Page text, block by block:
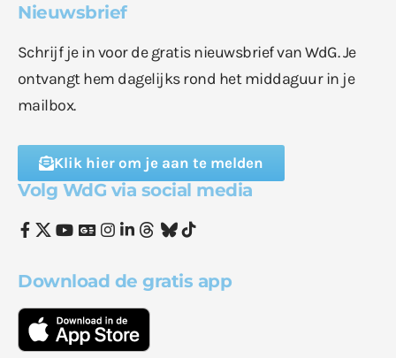
Nieuwsbrief
Schrijf je in voor de gratis nieuwsbrief van WdG. Je
ontvangt hem dagelijks rond het middaguur in je
mailbox.
Klik hier om je aan te melden
Volg WdG via social media
Download de gratis app